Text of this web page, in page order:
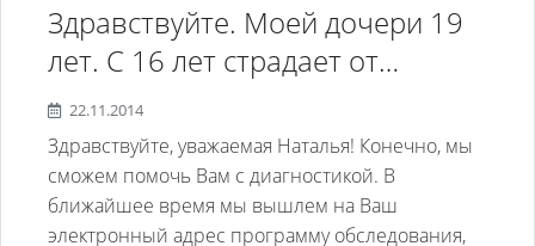
субарахноидальные
пространства не расширены.
Краниовертебральный переход
без особенностей. Заключение:
"Органической патологии
головного мозга на момент
типа и отменил рисполепт ,
причем сразу без плавного
перехода, результат сильно
ухудшилось настроение и дочь
пыталась отравиться
лекарствами, попав в больницу,
Здравствуйте. Моей дочери 19
лет. С 16 лет страдает от
депрессии. Зимой 2014 года
накрыло так, что не могла даже
воспринимать текст ранее
прочитанных книг, хотя читать
22.11.2014
Здравствуйте, уважаемая Наталья! Конечно, мы
сможем помочь Вам с диагностикой. В
ближайшее время мы вышлем на Ваш
электронный адрес программу обследования,